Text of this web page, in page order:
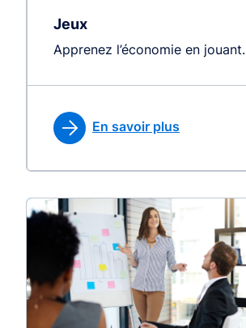
Jeux
Apprenez l’économie en jouant.
En savoir plus